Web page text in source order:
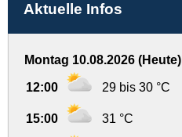
Aktuelle Infos
Montag 10.08.2026 (Heute)
12:00 29 bis 30 °C
15:00 31 °C